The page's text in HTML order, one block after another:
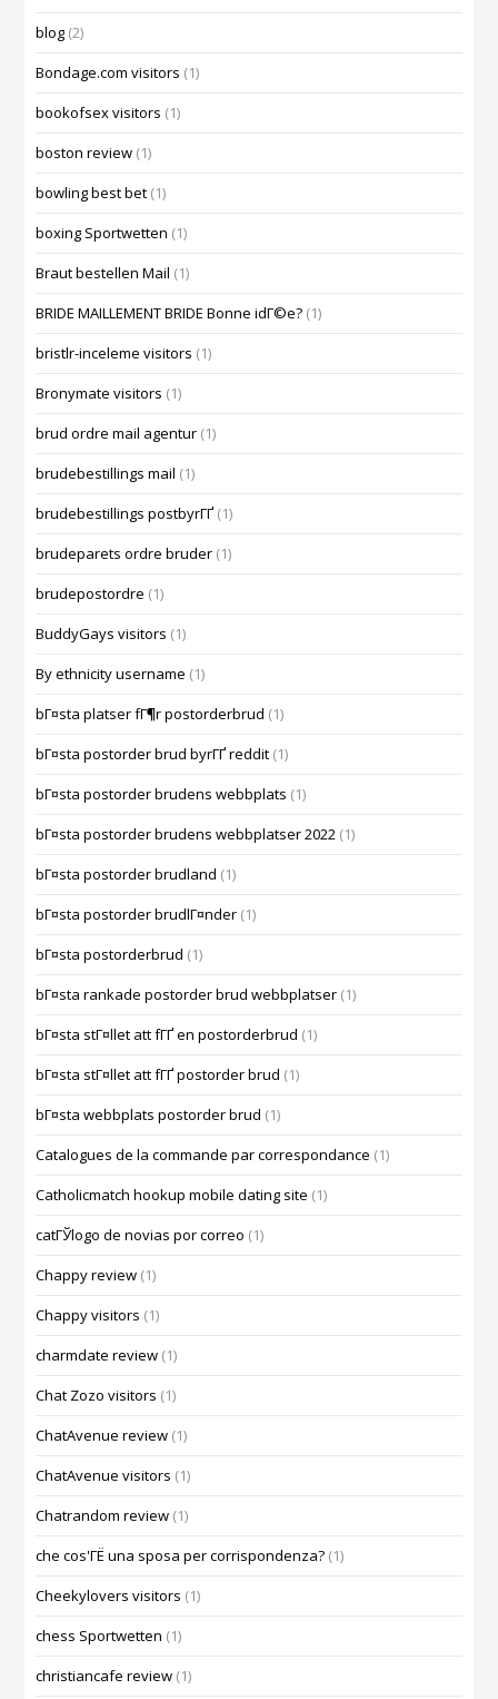
blog (2)
Bondage.com visitors (1)
bookofsex visitors (1)
boston review (1)
bowling best bet (1)
boxing Sportwetten (1)
Braut bestellen Mail (1)
BRIDE MAILLEMENT BRIDE Bonne idГ©e? (1)
bristlr-inceleme visitors (1)
Bronymate visitors (1)
brud ordre mail agentur (1)
brudebestillings mail (1)
brudebestillings postbyrГҐ (1)
brudeparets ordre bruder (1)
brudepostordre (1)
BuddyGays visitors (1)
By ethnicity username (1)
bГ¤sta platser fГ¶r postorderbrud (1)
bГ¤sta postorder brud byrГҐ reddit (1)
bГ¤sta postorder brudens webbplats (1)
bГ¤sta postorder brudens webbplatser 2022 (1)
bГ¤sta postorder brudland (1)
bГ¤sta postorder brudlГ¤nder (1)
bГ¤sta postorderbrud (1)
bГ¤sta rankade postorder brud webbplatser (1)
bГ¤sta stГ¤llet att fГҐ en postorderbrud (1)
bГ¤sta stГ¤llet att fГҐ postorder brud (1)
bГ¤sta webbplats postorder brud (1)
Catalogues de la commande par correspondance (1)
Catholicmatch hookup mobile dating site (1)
catГЎlogo de novias por correo (1)
Chappy review (1)
Chappy visitors (1)
charmdate review (1)
Chat Zozo visitors (1)
ChatAvenue review (1)
ChatAvenue visitors (1)
Chatrandom review (1)
che cos'ГЁ una sposa per corrispondenza? (1)
Cheekylovers visitors (1)
chess Sportwetten (1)
christiancafe review (1)